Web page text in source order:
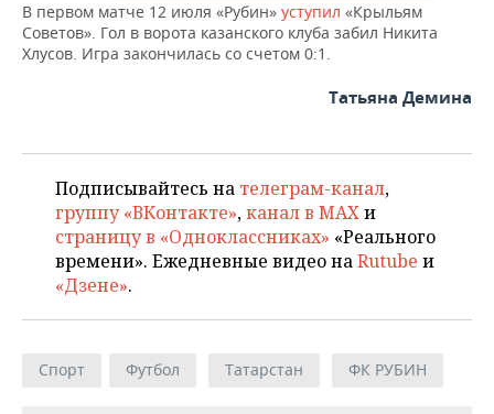
В первом матче 12 июля «Рубин» уступил «Крыльям
Советов». Гол в ворота казанского клуба забил Никита
Хлусов. Игра закончилась со счетом 0:1.
Татьяна Демина
Подписывайтесь на телеграм-канал,
группу «ВКонтакте»,канал в MAXи
страницу в «Одноклассниках» «Реального
времени». Ежедневные видео наRutube и
«Дзене».
Спорт Футбол Татарстан ФК РУБИН